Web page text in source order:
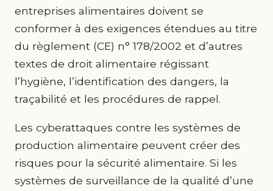
entreprises alimentaires doivent se
conformer à des exigences étendues au titre
du règlement (CE) n° 178/2002 et d’autres
textes de droit alimentaire régissant
l’hygiène, l’identification des dangers, la
traçabilité et les procédures de rappel.
Les cyberattaques contre les systèmes de
production alimentaire peuvent créer des
risques pour la sécurité alimentaire. Si les
systèmes de surveillance de la qualité d’une